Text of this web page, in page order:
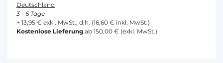
Deutschland
3 - 6 Tage
+ 13,95 € exkl. MwSt., d.h. (16,60 € inkl. MwSt.)
Kostenlose Lieferung ab 150,00 € (exkl. MwSt.)